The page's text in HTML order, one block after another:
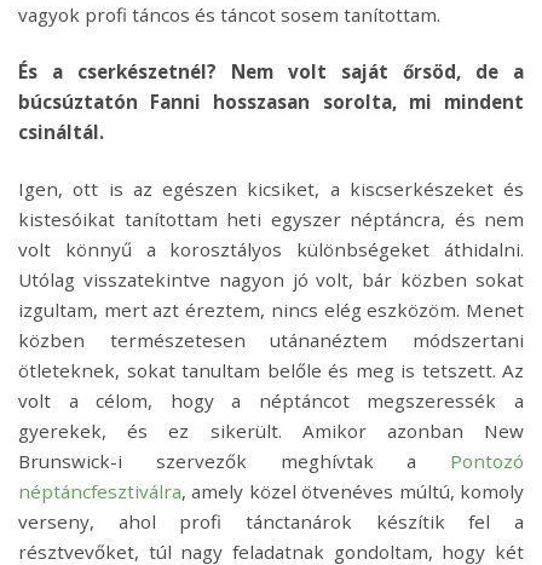
vagyok profi táncos és táncot sosem tanítottam.
És a cserkészetnél? Nem volt saját őrsöd, de a
búcsúztatón Fanni hosszasan sorolta, mi mindent
csináltál.
Igen, ott is az egészen kicsiket, a kiscserkészeket és
kistesóikat tanítottam heti egyszer néptáncra, és nem
volt könnyű a korosztályos különbségeket áthidalni.
Utólag visszatekintve nagyon jó volt, bár közben sokat
izgultam, mert azt éreztem, nincs elég eszközöm. Menet
közben természetesen utánanéztem módszertani
ötleteknek, sokat tanultam belőle és meg is tetszett. Az
volt a célom, hogy a néptáncot megszeressék a
gyerekek, és ez sikerült. Amikor azonban New
Brunswick-i szervezők meghívtak a Pontozó
néptáncfesztiválra, amely közel ötvenéves múltú, komoly
verseny, ahol profi tánctanárok készítik fel a
résztvevőket, túl nagy feladatnak gondoltam, hogy két